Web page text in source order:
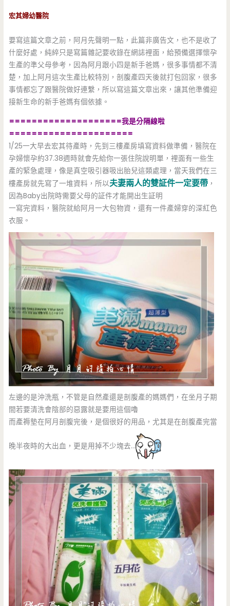
宏其婦幼醫院
要寫這篇文章之前，阿月先聲明一點，此篇非廣告文，也不是收了
什麼好處，純綷只是寫篇雜記要收錄在網誌裡面，給預備選擇懷孕
生產的準父母參考，因為阿月跟小四是新手爸媽，很多事情都不清
楚，加上阿月這次生產比較特別，剖腹產四天後就打包回家，很多
事情都忘了跟醫院做好連繫，所以寫這篇文章出來，讓其他準備迎
接新生命的新手爸媽有個依據。
====================我是分隔線啦
======================
1/25一大早去宏其待產時，先到三樓產房填寫資料做準備，醫院在
孕婦懷孕約37.38週時就會先給你一張住院說明單，裡面有一些生
產的緊急處理，像是真空吸引器吸出胎兒這類處理，當天我們在三
樓產房就先寫了一堆資料，所以夫妻兩人的雙証件一定要帶 ，
因為Baby出院時需要父母的証件才能開出生証明
一寫完資料，醫院就給阿月一大包物資，還有一件產婦穿的深紅色
衣服。
左邊的是沖洗瓶，不管是自然產還是剖腹產的媽媽們，在坐月子期
間若要清洗會陰部的惡露就是要用這個嚕
而產褥墊在阿月剖腹完後，是個很好的用品，尤其是在剖腹產完當
晚半夜時的大出血，更是用掉不少塊去…